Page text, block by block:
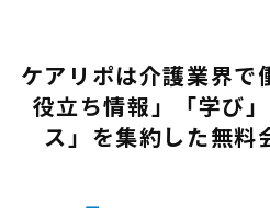
ケアリポは介護業界で
役立ち情報」「学び
ス」を集約した無料